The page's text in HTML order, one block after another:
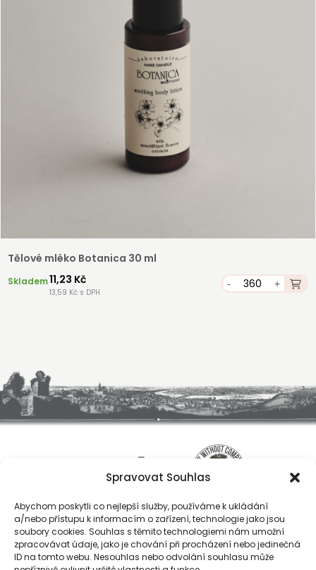
Spravovat Souhlas
Abychom poskytli co nejlepší služby, používáme k ukládání
a/nebo přístupu k informacím o zařízení, technologie jako jsou
soubory cookies. Souhlas s těmito technologiemi nám umožní
zpracovávat údaje, jako je chování při procházení nebo jedinečná
ID na tomto webu. Nesouhlas nebo odvolání souhlasu může
Tělové mléko Botanica 30 ml
Skladem11,23 Kč
13,59 Kč s DPH
- +
O nás